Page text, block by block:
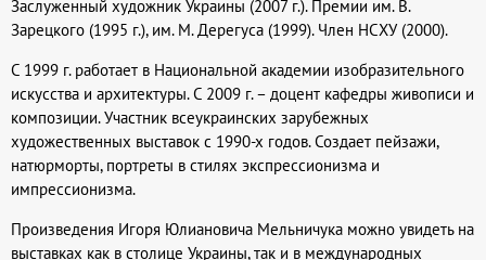
Заслуженный художник Украины (2007 г.). Премии им. В.
Зарецкого (1995 г.), им. М. Дерегуса (1999). Член НСХУ (2000).
С 1999 г. работает в Национальной академии изобразительного
искусства и архитектуры. С 2009 г. – доцент кафедры живописи и
композиции. Участник всеукраинских зарубежных
художественных выставок с 1990-х годов. Создает пейзажи,
натюрморты, портреты в стилях экспрессионизма и
импрессионизма.
Произведения Игоря Юлиановича Мельничука можно увидеть на
выставках как в столице Украины, так и в международных